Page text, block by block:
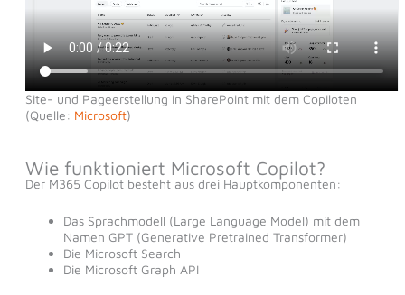
Site- und Pageerstellung in SharePoint mit dem Copiloten
(Quelle: Microsoft)
Wie funktioniert Microsoft Copilot?
Der M365 Copilot besteht aus drei Hauptkomponenten:
Das Sprachmodell (Large Language Model) mit dem
Namen GPT (Generative Pretrained Transformer)
Die Microsoft Search
Die Microsoft Graph API